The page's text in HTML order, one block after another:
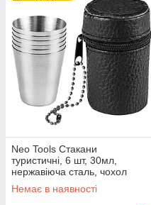
Neo Tools Стакани
туристичні, 6 шт, 30мл,
нержавіюча сталь, чохол
Немає в наявності